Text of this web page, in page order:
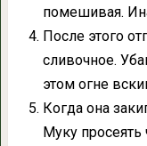
помешивая.
После этого
сливочное.
этом огне
Когда она
Муку просеять